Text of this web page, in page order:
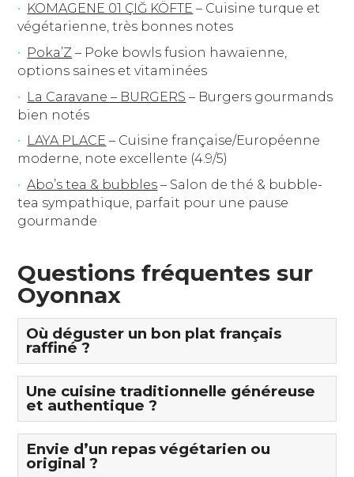
KOMAGENE 01 ÇIĞ KÖFTE – Cuisine turque et
végétarienne, très bonnes notes
Poka’Z – Poke bowls fusion hawaïenne,
options saines et vitaminées
La Caravane – BURGERS – Burgers gourmands
bien notés
LAYA PLACE – Cuisine française/Européenne
moderne, note excellente (4.9/5)
Abo’s tea & bubbles – Salon de thé & bubble-
tea sympathique, parfait pour une pause
gourmande
Questions fréquentes sur
Oyonnax
Où déguster un bon plat français
raffiné ?
Une cuisine traditionnelle généreuse
et authentique ?
Envie d’un repas végétarien ou
original ?